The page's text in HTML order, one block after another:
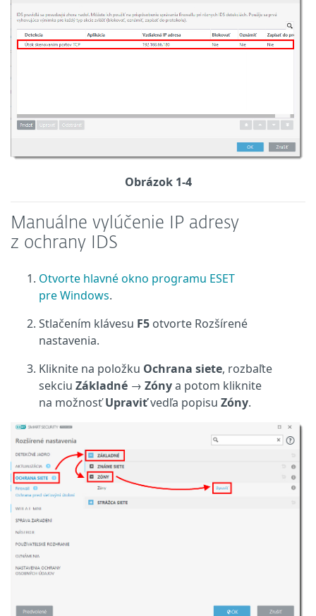
Obrázok 1-4
Manuálne vylúčenie IP adresy
z ochrany IDS
Otvorte hlavné okno programu ESET
pre Windows.
Stlačením klávesu F5 otvorte Rozšírené
nastavenia.
Kliknite na položku Ochrana siete, rozbaľte
sekciu Základné → Zónya potom kliknite
na možnosťUpraviťvedľa popisu Zóny.